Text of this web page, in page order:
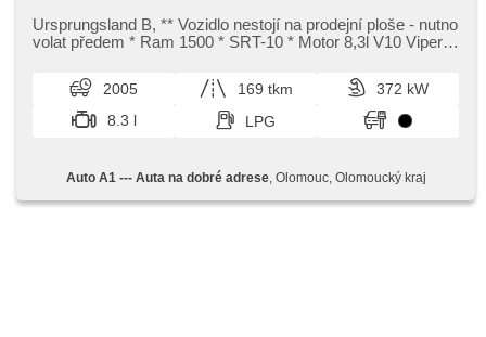
Multifunktionslenkrad, Lenkrad einstellbar, Bordcomputer,
Positionssitze, Servolenkung, Antriebsschlupfregelung
Dachscheibe, Anhängerkupplung, Tempomat,
Außenthermometer, beheizte Spiegel, höheneinstellbare
Sitze, zadní pohon, Anhängevorrichtung
Ursprungsland B,​ ​*​* Vozidlo nestojí na prodejní ploše ​- nutno
volat předem ​* Ram 1500 ​* SRT​-10 ​* Motor 8,​3l V10 Viper ​*
2005 169 tkm
372 kW
8.3 l
LPG
Auto A1 --- Auta na dobré adrese, Olomouc, Olomoucký kraj